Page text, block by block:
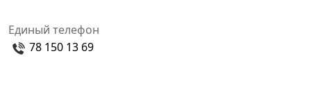
Единый телефон
78 150 13 69